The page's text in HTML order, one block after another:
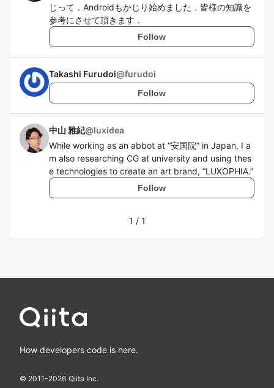
じって．Androidもかじり始めました．皆様の知識を
参考にさせて頂きます．
Follow
Takashi Furudoi@furudoi
Follow
中山 雅紀@luxidea
While working as an abbot at “安国院” in Japan, I a
m also researching CG at university and using thes
e technologies to create an art brand, “LUXOPHIA.”
Follow
1 / 1
How developers code is here.
© 2011-2026 Qiita Inc.